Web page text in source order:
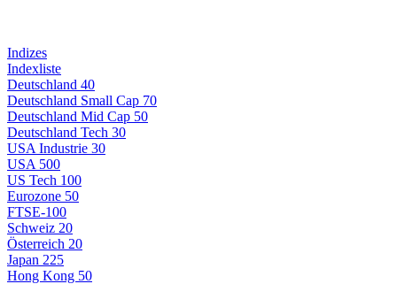
Indizes
Indexliste
Deutschland 40
Deutschland Small Cap 70
Deutschland Mid Cap 50
Deutschland Tech 30
USA Industrie 30
USA 500
US Tech 100
Eurozone 50
FTSE-100
Schweiz 20
Österreich 20
Japan 225
Hong Kong 50